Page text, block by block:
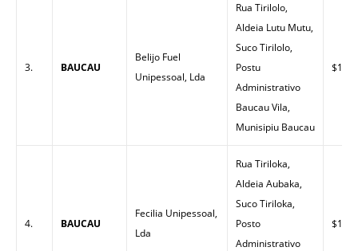
3. BAUCAU
Belijo Fuel
Unipessoal, Lda
Rua Tirilolo,
Aldeia Lutu Mutu,
Suco Tirilolo,
Postu
Administrativo
Baucau Vila,
Munisipiu Baucau
$1.45
4. BAUCAU
Fecilia Unipessoal,
Lda
Rua Tiriloka,
Aldeia Aubaka,
Suco Tiriloka,
Posto
Administrativo
$1.62